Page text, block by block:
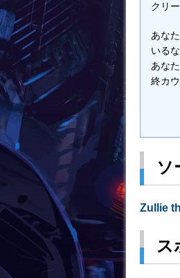
クリ
あな
いる
あな
終カ
ソ
Zullie
ス